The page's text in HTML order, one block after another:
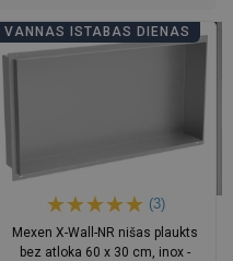
VANNAS ISTABAS DIENAS
(3)
Mexen X-Wall-NR nišas plaukts
bez atloka 60 x 30 cm, inox -